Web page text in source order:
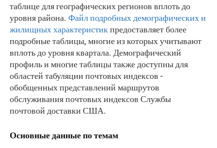
таблице для географических регионов вплоть до
уровня района. Файл подробных демографических и
жилищных характеристикпредоставляет более
подробные таблицы, многие из которых учитывают
вплоть до уровня квартала. Демографический
профиль и многие таблицы также доступны для
областей табуляции почтовых индексов -
обобщенных представлений маршрутов
обслуживания почтовых индексов Службы
почтовой доставки США.
Основные данные по темам